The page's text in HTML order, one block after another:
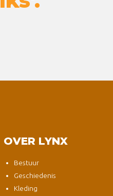
OVER LYNX
Bestuur
Geschiedenis
Kleding